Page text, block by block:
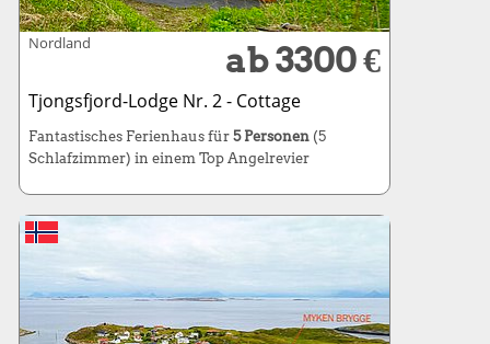
Nordland ab 3300 €
Tjongsfjord-Lodge Nr. 2 - Cottage
Fantastisches Ferienhaus für 5 Personen (5
Schlafzimmer) in einem Top Angelrevier